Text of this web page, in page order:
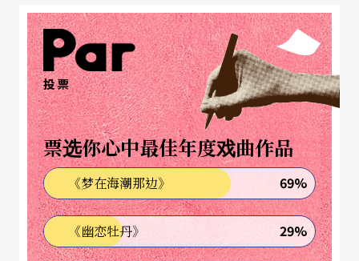
到国中毕业，此前她勤跑音乐厅，总是坐在三楼以
上的包厢，第一次在两厅院看的演出已不可考，她
翻出仔细收整的票根纪录，首页是二○一二年台北
市立交响乐团的「狂响十年」，那年她国一，两年
后是她音乐生涯的「巅峰」，「我国三时以NTSO青
少年管弦乐团的团员身分，是第一次、也是唯一一
次，站在国家音乐厅的舞台上演出！自此之后，两
厅院对我来说又更加有一股神圣感，因为我深知站
上这个舞台有多么不容易，能够持续在这个舞台上
投票
票选你心中最佳年度戏曲作品
《梦在海潮那边》 69%
《幽恋牡丹》 29%